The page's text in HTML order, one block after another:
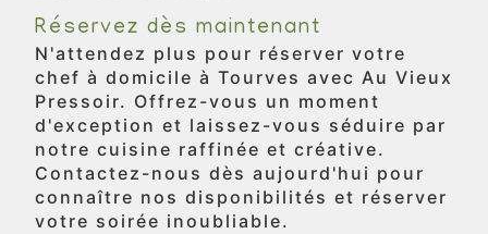
Réservez dès maintenant
N'attendez plus pour réserver votre
chef à domicile à Tourves avec Au Vieux
Pressoir. Offrez-vous un moment
d'exception et laissez-vous séduire par
notre cuisine raffinée et créative.
Contactez-nous dès aujourd'hui pour
connaître nos disponibilités et réserver
votre soirée inoubliable.